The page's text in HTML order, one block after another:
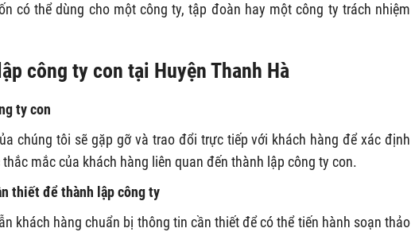
có thể dùng cho một công ty, tập đoàn hay một công ty trách nhiệm
công ty con tại Huyện Thanh Hà
ty con
chúng tôi sẽ gặp gỡ và trao đổi trực tiếp với khách hàng để xác định
mắc của khách hàng liên quan đến thành lập công ty con.
thiết để thành lập công ty
khách hàng chuẩn bị thông tin cần thiết để có thể tiến hành soạn thảo